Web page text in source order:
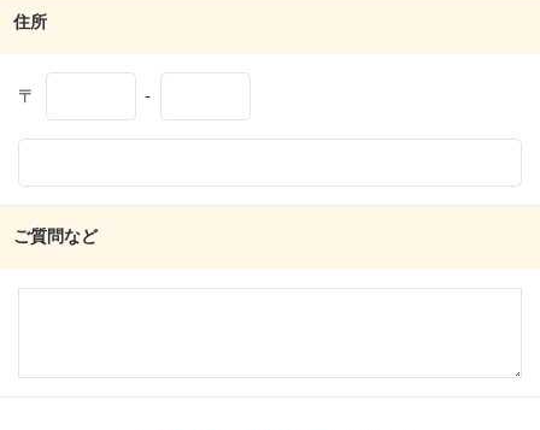
住所
〒 -
ご質問など